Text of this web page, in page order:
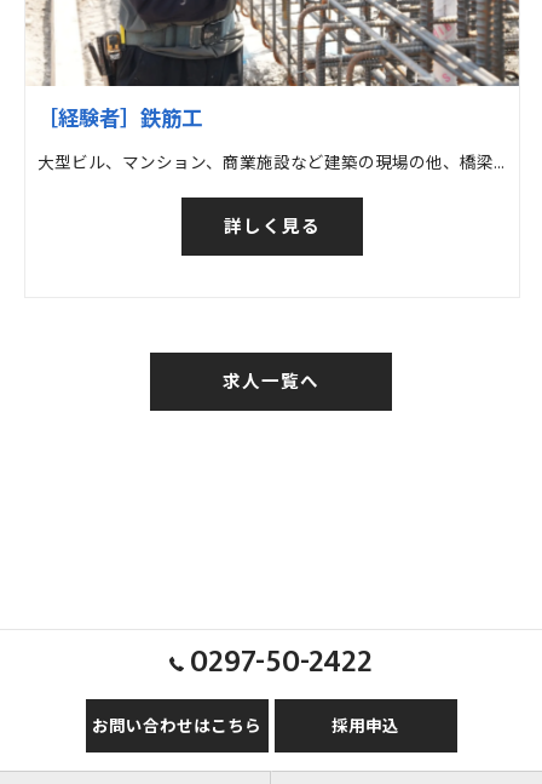
［経験者］鉄筋工
大型ビル、マンション、商業施設など建築の現場の他、橋梁など土木の現場での鉄筋工事
詳しく見る
求人一覧へ
0297-50-2422
お問い合わせはこちら 採用申込